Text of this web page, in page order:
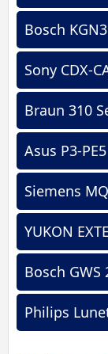
Bosch
Sony CDX-
Braun 310
Asus P3-PE5
Siemens
YUKON
Bosch GWS
Philips